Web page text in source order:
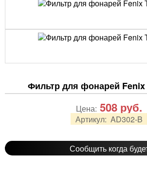
Фильтр для фонарей Fenix
Артикул: AD302-B
Сообщить когда
Цена: 508 руб.